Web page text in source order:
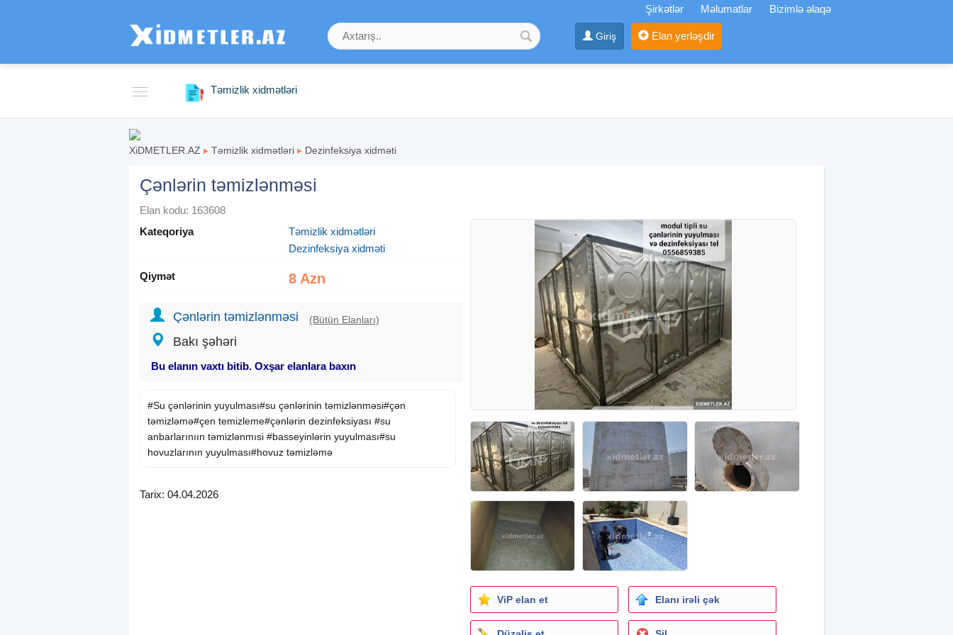
Şirkətlər Məlumatlar Bizimlə əlaqə
Giriş Elan yerləşdir
Təmizlik xidmətləri
XiDMETLER.AZ ▸ Təmizlik xidmətləri ▸ Dezinfeksiya xidməti
Çənlərin təmizlənməsi
Elan kodu: 163608
Kateqoriya
Təmizlik xidmətləri
Dezinfeksiya xidməti
Qiymət 8 Azn
Çənlərin təmizlənməsi (Bütün Elanları)
Bakı şəhəri
Bu elanın vaxtı bitib. Oxşar elanlara baxın
#Su çənlərinin yuyulması#su çənlərinin təmizlənməsi#çən
təmizləmə#çen temizleme#çənlərin dezinfeksiyası #su
anbarlarınıın təmizlənmısi #basseyinlərin yuyulması#su
hovuzlarının yuyulması#hovuz təmizləmə
Tarix: 04.04.2026
ViP elan et Elanı irəli çək